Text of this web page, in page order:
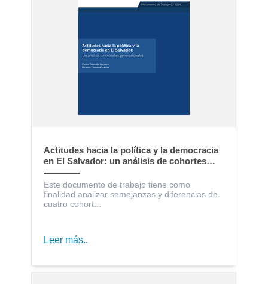
Actitudes hacia la política y la democracia
en El Salvador: un análisis de cohortes
generacionales
Este documento de trabajo tiene como
finalidad analizar semejanzas y diferencias de
cuatro cohort...
Leer más..